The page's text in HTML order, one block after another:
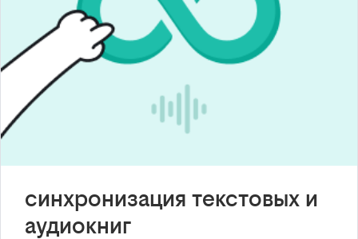
синхронизация текстовых и
аудиокниг